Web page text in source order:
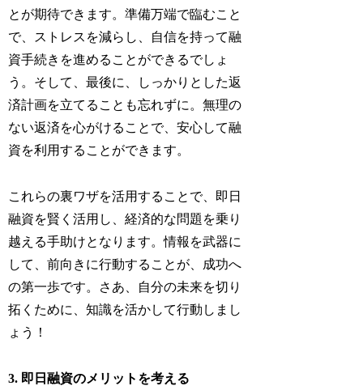
とが期待できます。準備万端で臨むこと
で、ストレスを減らし、自信を持って融
資手続きを進めることができるでしょ
う。そして、最後に、しっかりとした返
済計画を立てることも忘れずに。無理の
ない返済を心がけることで、安心して融
資を利用することができます。
これらの裏ワザを活用することで、即日
融資を賢く活用し、経済的な問題を乗り
越える手助けとなります。情報を武器に
して、前向きに行動することが、成功へ
の第一歩です。さあ、自分の未来を切り
拓くために、知識を活かして行動しまし
ょう！
3. 即日融資のメリットを考える